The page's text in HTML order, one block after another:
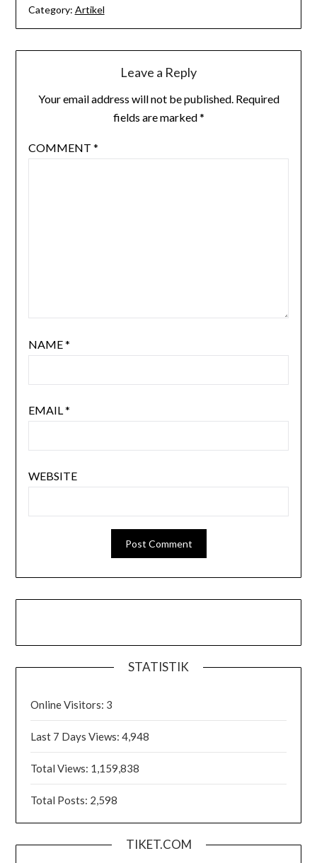
Category: Artikel
Leave a Reply
Your email address will not be published. Required
fields are marked*
COMMENT *
NAME*
EMAIL*
WEBSITE
STATISTIK
Online Visitors: 3
Last 7 Days Views:4,948
Total Views: 1,159,838
Total Posts: 2,598
TIKET.COM